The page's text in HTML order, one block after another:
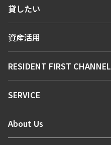
人気エリアから探す
新着情報から探す
新着募集情報
貸したい
お問い合わせ
資産活用
お問い合わせ
RESIDENT FIRST CHANNEL
マンションレポート
住まいのコラム
SERVICE
会員ページ
About Us